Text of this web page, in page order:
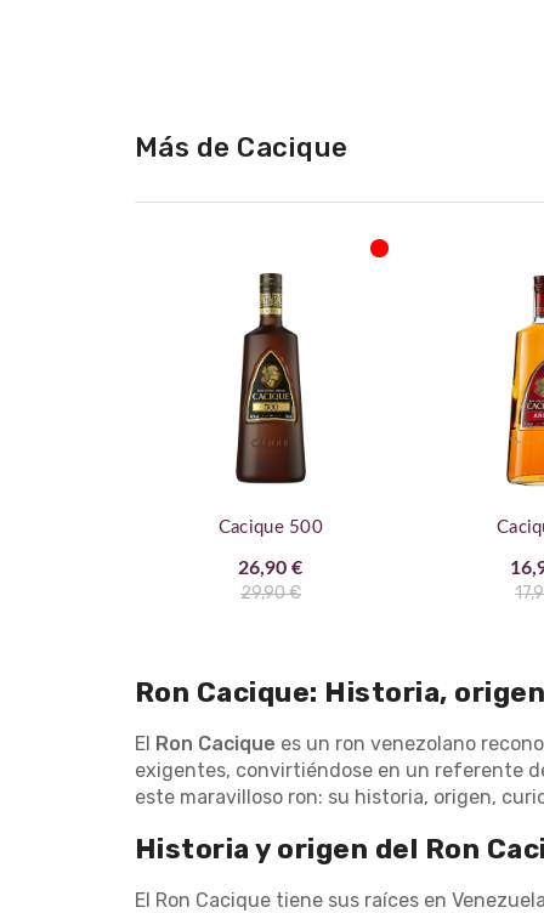
Más de Cacique
Cacique 500
26,90 €
29,90 €
Ron Cacique: Historia,
El Ron Cacique es un ron venezolano
exigentes, convirtiéndose en un referente
este maravilloso ron: su historia, origen,
Historia y origen del Ron
El Ron Cacique tiene sus raíces en